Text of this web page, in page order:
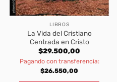
LIBROS
La Vida del Cristiano
Centrada en Cristo
$29.500,00
Pagando con transferencia:
$26.550,00